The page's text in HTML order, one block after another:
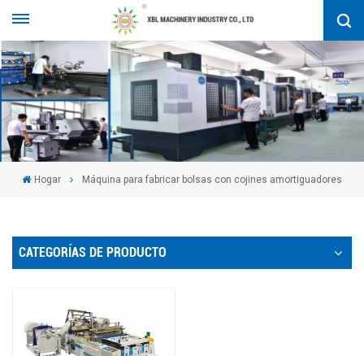
Hogar Máquina para fabricar bolsas con cojines amortiguadores
CATEGORÍAS DE PRODUCTO